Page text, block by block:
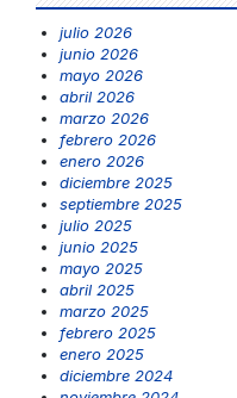
julio 2026
junio 2026
mayo 2026
abril 2026
marzo 2026
febrero 2026
enero 2026
diciembre 2025
septiembre 2025
julio 2025
junio 2025
mayo 2025
abril 2025
marzo 2025
febrero 2025
enero 2025
diciembre 2024